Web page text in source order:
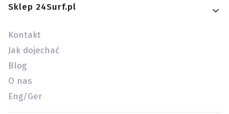
Linki w stopce
Sklep 24Surf.pl
Kontakt
Jak dojechać
Blog
O nas
Eng/Ger